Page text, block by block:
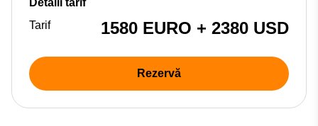
Tarif
1580 EURO + 2380 USD
Rezervă